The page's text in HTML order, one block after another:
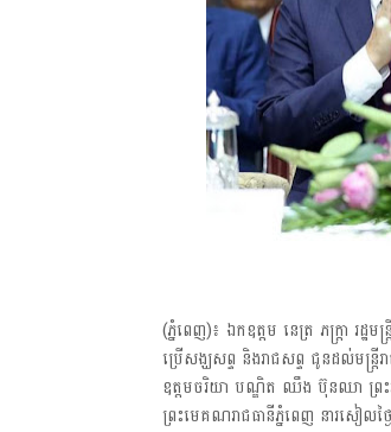
(ភ្នំពេញ)៖ ឯកឧត្តម នេត្រ ភក្ត្រា រដ្
ប្រើសង្ឃសព្ទ និងរាជសព្ទ ជូនដល់មន្ត្រី
ឧត្តមចរិយា បណ្ឌិត ឈឹង ប៊ុនឈា ព្រះអ
ព្រះមេគណរាជធានីភ្នំពេញ នារសៀ